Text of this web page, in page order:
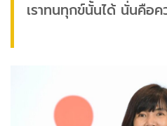
เราทนทุกข์นั้นได้ นั่นคือค